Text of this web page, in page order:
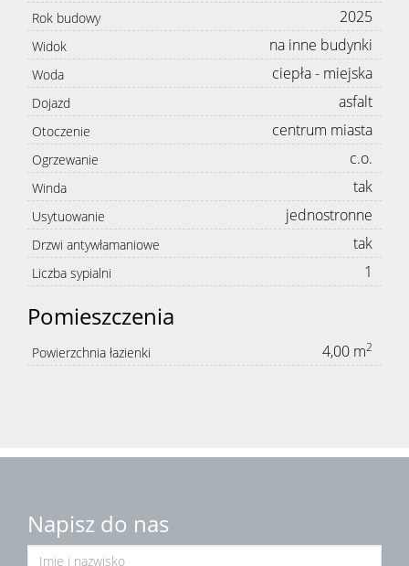
Rok budowy 2025
Widok na inne budynki
Woda ciepła - miejska
Dojazd asfalt
Otoczenie centrum miasta
Ogrzewanie c.o.
Winda tak
Usytuowanie jednostronne
Drzwi antywłamaniowe tak
Liczba sypialni 1
Pomieszczenia
Powierzchnia łazienki 4,00 m2
Napisz do nas